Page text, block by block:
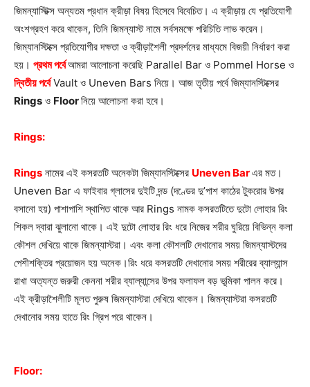
জিমন্যাস্টিক্স অন্যতম প্রধান ক্রীড়া বিষয় হিসেবে বিবেচিত। এ ক্রীড়ায় যে প্রতিযোগী
অংশগ্রহণ করে থাকেন, তিনি জিমন্যাস্ট নামে সর্বসমক্ষে পরিচিতি লাভ করেন।
জিম্যানস্টিক্সে প্রতিযোগীর দক্ষতা ও ক্রীড়াশৈলী প্রদর্শনের মাধ্যমে বিজয়ী নির্ধারণ করা
হয়। প্রথম পর্বেআমরা আলোচনা করেছি Parallel Bar ও Pommel Horse ও
দ্বিতীয় পর্বেVault ও Uneven Bars নিয়ে। আজ তৃতীয় পর্বে জিম্যানস্টিক্সের
Rings ও Floorনিয়ে আলোচনা করা হবে।
Rings:
Rings নামের এই কসরতটি অনেকটা জিম্যানস্টিক্সের Uneven Barএর মত।
Uneven Bar এ ফাইবার গ্লাসের দুইটি দন্ড (দণ্ডের দু’পাশ কাঠের টুকরোর উপর
বসানো হয়) পাশাপাশি স্থাপিত থাকে আর Rings নামক কসরতটিতে দুটো লোহার রিং
শিকল দ্বারা ঝুলানো থাকে। এই দুটো লোহার রিং ধরে নিজের শরীর ঘুরিয়ে বিভিন্ন কলা
কৌশল দেখিয়ে থাকে জিমন্যাস্টরা। এবং কলা কৌশলটি দেখানোর সময় জিমন্যাস্টদের
পেশীশক্তির প্রয়োজন হয় অনেক।রিং ধরে কসরতটি দেখানোর সময় শরীরের ব্যাল্যান্স
রাখা অত্যন্ত জরুরী কেননা শরীর ব্যাল্যান্সের উপর ফলাফল বড় ভূমিকা পালন করে।
এই ক্রীড়াশৈলীটি মূলত পুরুষ জিমন্যাস্টরা দেখিয়ে থাকেন। জিমন্যাস্টরা কসরতটি
দেখানোর সময় হাতে রিং গ্রিপ পরে থাকেন।
Floor: